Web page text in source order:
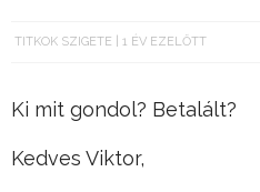
TITKOK SZIGETE 1 ÉV EZELŐTT
Ki mit gondol? Betalált?
Kedves Viktor,